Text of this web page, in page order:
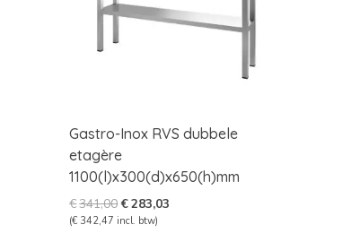
Gastro-Inox RVS dubbele
etagère
1100(l)x300(d)x650(h)mm
€341,00Oorspronkelijke
prijs
€283,03
(€ 342,47 incl. btw)